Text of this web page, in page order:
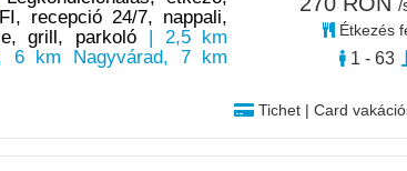
recepció 24/7, nappali,
grill, parkoló | 2,5 km
6 km Nagyvárad, 7 km
Tichet | Card
/
Étkezés
1 - 63